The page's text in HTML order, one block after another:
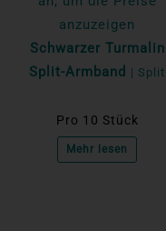
anzuzeigen
Schwarzer Turmalin
Split-Armband | Split
Pro 10 Stück
Mehr lesen